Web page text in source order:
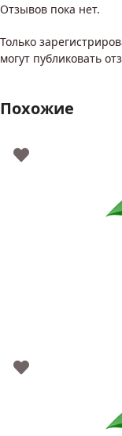
Отзывов пока нет.
Только
могут публиковать
Похожие